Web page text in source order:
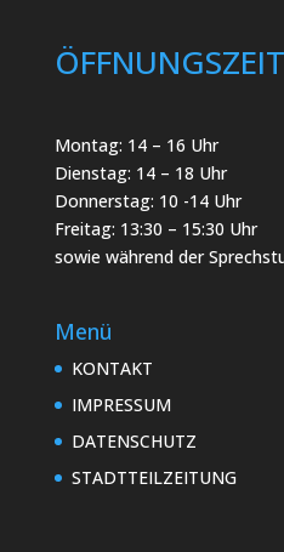
Montag: 14 – 16 Uhr
Dienstag: 14 – 18 Uhr
Donnerstag: 10 -14 Uhr
Freitag: 13:30 – 15:30 Uhr
sowie während der
Menü
KONTAKT
IMPRESSUM
DATENSCHUTZ
STADTTEILZEITUNG